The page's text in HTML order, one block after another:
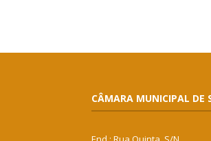
CÂMARA MUNICIPAL DE